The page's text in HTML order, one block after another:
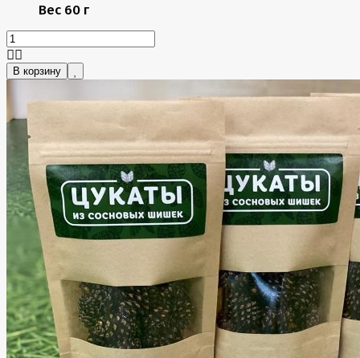
Вес 60 г
В корзину